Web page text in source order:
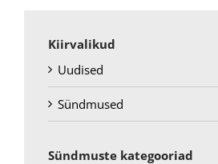
Kiirvalikud
Uudised
Sündmused
Sündmuste kategooriad